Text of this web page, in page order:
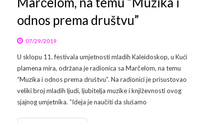
odnos prema društvu”
07/29/2019
U sklopu 11. festivala umjetnosti mladih Kaleidoskop, u Kući
plamena mira, održana je radionica sa Marčelom, na temu
“Muzika i odnos prema društvu”. Na radionici je prisustovao
veliki broj mladih ljudi, ljubitelja muzike i književnosti ovog
sjajnog umjetnika. “Ideja je naučiti da slušamo